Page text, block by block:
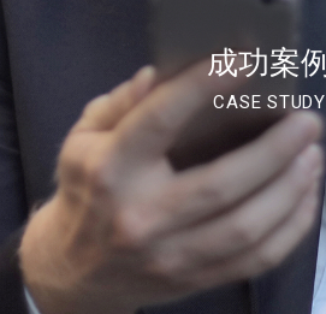
成功案例
CASE STUDY